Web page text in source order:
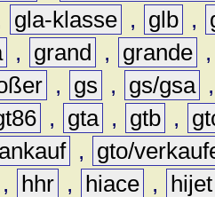
gla-klasse , glb ,
, grand , grande
, gs , gs/gsa
, gta , gtb ,
,
gto/
, hhr , hiace ,
hijet